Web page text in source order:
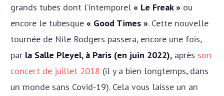
grands tubes dont l’intemporel « Le Freak » ou
encore le tubesque « Good Times ». Cette nouvelle
tournée de Nile Rodgers passera, encore une fois,
par la Salle Pleyel, à Paris (en juin 2022), après son
concert de juillet 2018 (il y a bien longtemps, dans
un monde sans Covid-19). Cela vous laisse un an